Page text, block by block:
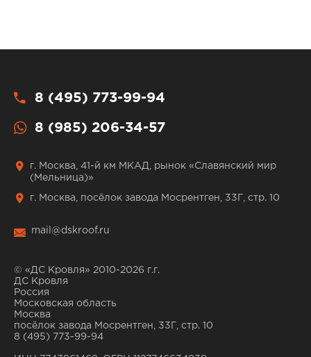
8 (495) 773-99-94
8 (985) 206-34-57
г. Москва, 41-й км МКАД, рынок «Славянский мир
(Мельница)»
г. Москва, посёлок завода Мосрентген, 33Г, стр. 10
mail@dskroof.ru
© «ДС Кровля» 2010-2026 г.г.
ДС Кровля
Россия
Московская область
Москва
посёлок завода Мосрентген, 33Г, стр. 10
8 (495) 773-99-94